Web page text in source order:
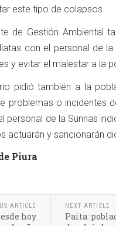
este tipo de colapsos.
de Gestión Ambiental
con el personal de
y evitar el malestar a la
pidió también a la
problemas o incidentes
personal de la Sunnas
actuarán y sancionarán
Piura
ARTICLE
hoy
NEXT ARTICLE
Paita: